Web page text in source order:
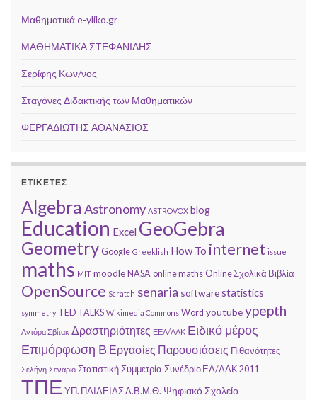
Μαθηματικά e-yliko.gr
ΜΑΘΗΜΑΤΙΚΑ ΣΤΕΦΑΝΙΔΗΣ
Σερίφης Κων/νος
Σταγόνες Διδακτικής των Μαθηματικών
ΦΕΡΓΑΔΙΩΤΗΣ ΑΘΑΝΑΣΙΟΣ
ΕΤΙΚΈΤΕΣ
Algebra Astronomy ASTROVOX blog
Education Excel GeoGebra
Geometry Google Greeklish How To internet issue
maths MIT moodle NASA online maths Online Σχολικά Βιβλία
OpenSource Scratch senaria softwarestatistics
symmetry TED TALKS Wikimedia Commons Word youtubeypepth
Αντόρα Σβίτακ Δραστηριότητες ΕΕΛ/ΛΑΚ Ειδικό μέρος
Επιμόρφωση Β Εργασίες Παρουσιάσεις Πιθανότητες
Σελήνη Σενάριο Στατιστική Συμμετρία Συνέδριο ΕΛ/ΛΑΚ 2011
ΤΠΕ ΥΠ. ΠΑΙΔΕΙΑΣ Δ.Β.Μ.Θ. Ψηφιακό Σχολείο